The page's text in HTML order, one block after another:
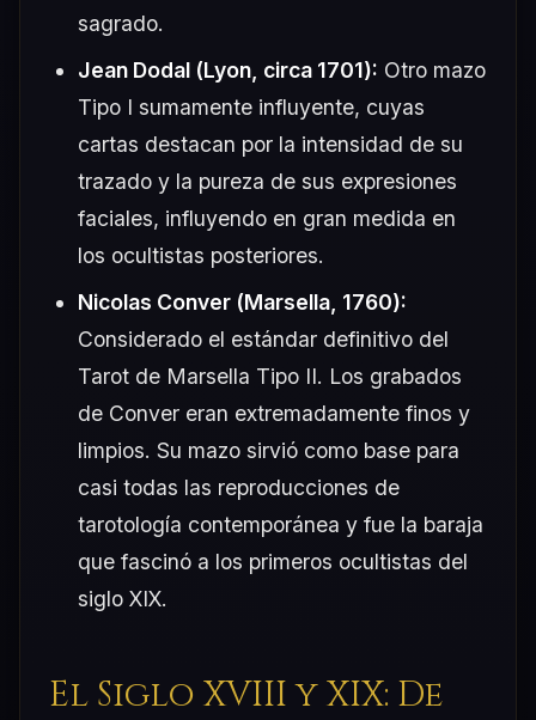
sagrado.
Jean Dodal (Lyon, circa 1701): Otro mazo
Tipo I sumamente influyente, cuyas
cartas destacan por la intensidad de su
trazado y la pureza de sus expresiones
faciales, influyendo en gran medida en
los ocultistas posteriores.
Nicolas Conver (Marsella, 1760):
Considerado el estándar definitivo del
Tarot de Marsella Tipo II. Los grabados
de Conver eran extremadamente finos y
limpios. Su mazo sirvió como base para
casi todas las reproducciones de
tarotología contemporánea y fue la baraja
que fascinó a los primeros ocultistas del
siglo XIX.
El Siglo XVIII y XIX: De